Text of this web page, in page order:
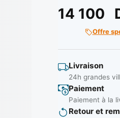
14 100
Offre
Livraison
24h grandes
Paiement
Paiement à la
Retour et